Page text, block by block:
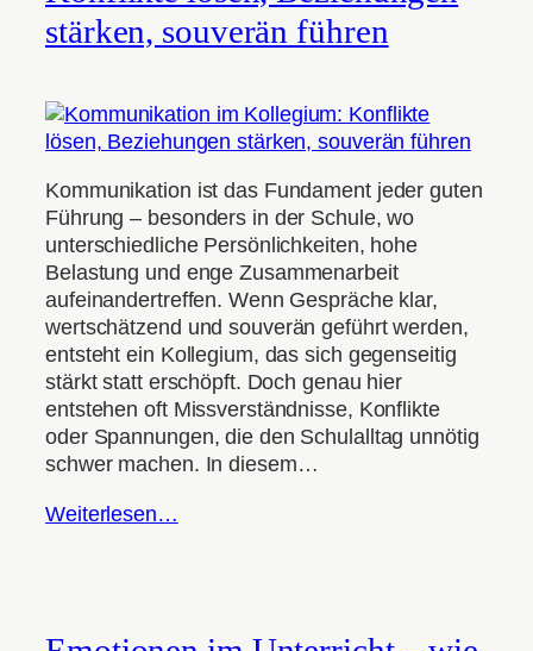
stärken, souverän führen
Kommunikation ist das Fundament jeder guten
Führung – besonders in der Schule, wo
unterschiedliche Persönlichkeiten, hohe
Belastung und enge Zusammenarbeit
aufeinandertreffen. Wenn Gespräche klar,
wertschätzend und souverän geführt werden,
entsteht ein Kollegium, das sich gegenseitig
stärkt statt erschöpft. Doch genau hier
entstehen oft Missverständnisse, Konflikte
oder Spannungen, die den Schulalltag unnötig
schwer machen. In diesem…
Weiterlesen…